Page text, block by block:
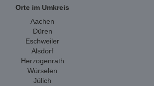
Orte im Umkreis
Aachen
Düren
Eschweiler
Alsdorf
Herzogenrath
Würselen
Jülich